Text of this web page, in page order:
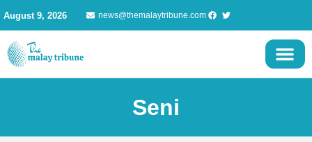
content
August 9, 2026 news@themalaytribune.com
Seni